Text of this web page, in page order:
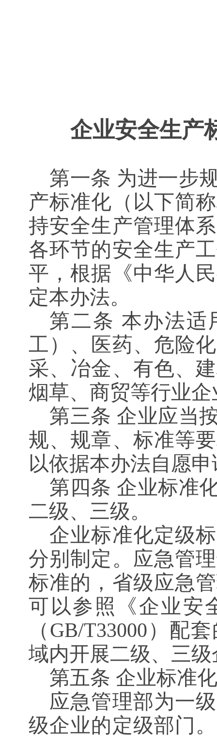
企业安全生产
第一条 为进一步
产标准化（以下简
持安全生产管理体
各环节的安全生产
平，根据《中华人
定本办法。
第二条 本办法适
工）、医药、危险
采、冶金、有色、
烟草、商贸等行业
第三条 企业应当
规、规章、标准等
以依据本办法自愿
第四条 企业标准
二级、三级。
企业标准化定级
分别制定。应急管
标准的，省级应急
可以参照《企业安
（GB/T33000）配
域内开展二级、三
第五条 企业标准
应急管理部为一
级企业的定级部门